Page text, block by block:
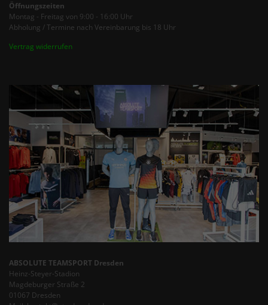
Öffnungszeiten
Montag - Freitag von 9:00 - 16:00 Uhr
Abholung / Termine nach Vereinbarung bis 18 Uhr
Vertrag widerrufen
ABSOLUTE TEAMSPORT Dresden
Heinz-Steyer-Stadion
Magdeburger Straße 2
01067 Dresden